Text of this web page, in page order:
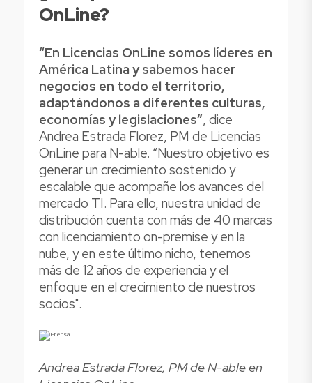
OnLine?
“En Licencias OnLine somos líderes en
América Latina y sabemos hacer
negocios en todo el territorio,
adaptándonos a diferentes culturas,
economías y legislaciones”, dice
Andrea Estrada Florez, PM de Licencias
OnLine para N-able. “Nuestro objetivo es
generar un crecimiento sostenido y
escalable que acompañe los avances del
mercado TI. Para ello, nuestra unidad de
distribución cuenta con más de 40 marcas
con licenciamiento on-premise y en la
nube, y en este último nicho, tenemos
más de 12 años de experiencia y el
enfoque en el crecimiento de nuestros
socios".
Andrea Estrada Florez, PM de N-able en